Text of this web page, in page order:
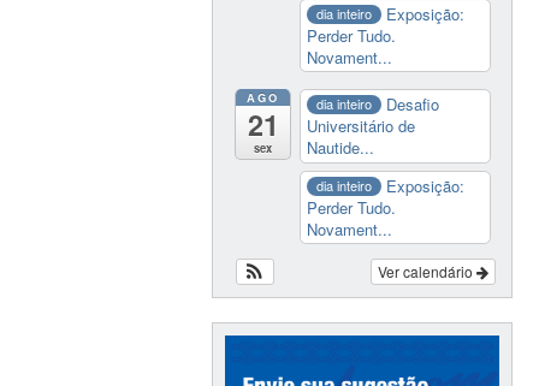
dia inteiro
Exposição:
Perder Tudo.
Novament...
AGO
21
sex
dia inteiro
Desafio
Universitário de
Nautide...
dia inteiro
Exposição:
Perder Tudo.
Novament...
Ver calendário